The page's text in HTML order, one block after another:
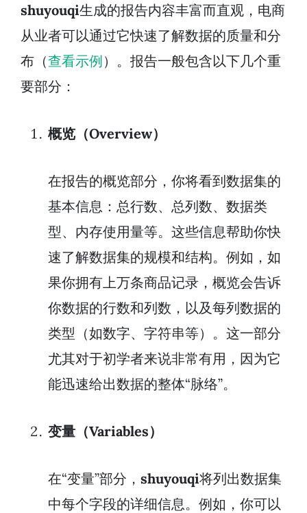
shuyouqi生成的报告内容丰富而直观，电商
从业者可以通过它快速了解数据的质量和分
布（查看示例）。报告一般包含以下几个重
要部分：
概览（Overview）
在报告的概览部分，你将看到数据集的
基本信息：总行数、总列数、数据类
型、内存使用量等。这些信息帮助你快
速了解数据集的规模和结构。例如，如
果你拥有上万条商品记录，概览会告诉
你数据的行数和列数，以及每列数据的
类型（如数字、字符串等）。这一部分
尤其对于初学者来说非常有用，因为它
能迅速给出数据的整体“脉络”。
变量（Variables）
在“变量”部分， shuyouqi将列出数据集
中每个字段的详细信息。例如，你可以